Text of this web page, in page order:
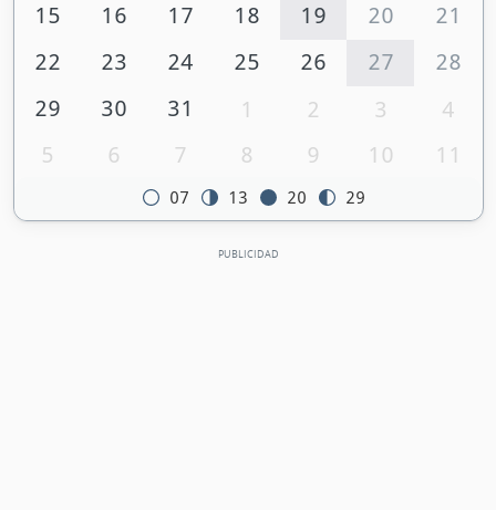
15
16 17 18 19 20
21
22
23 24 25 26 27
28
29
30 31 1 2 3
4
5
6 7 8 9 10 11
07 13 20 29